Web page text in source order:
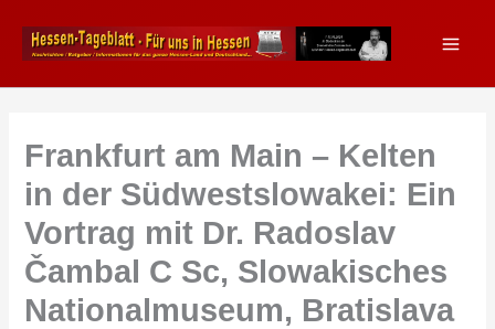
Inhalt
springen
Frankfurt am Main – Kelten
in der Südwestslowakei: Ein
Vortrag mit Dr. Radoslav
Čambal C Sc, Slowakisches
Nationalmuseum, Bratislava